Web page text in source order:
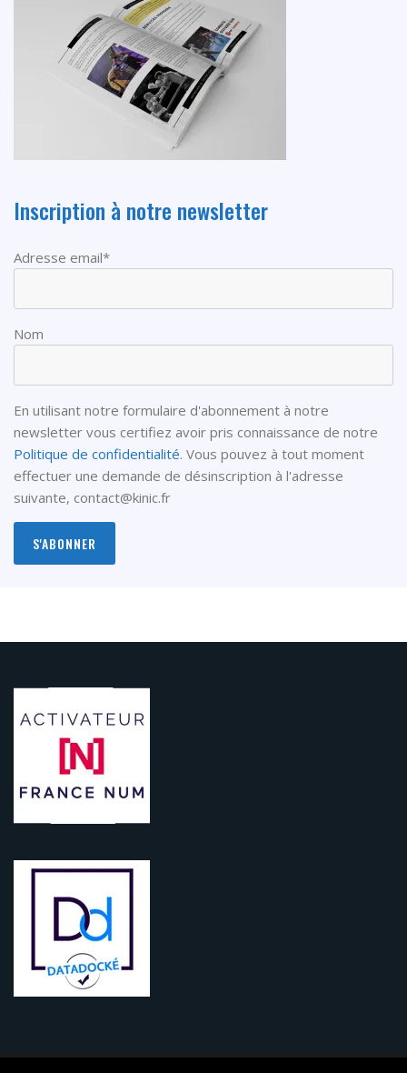
Inscription à notre newsletter
Adresse email*
Nom
En utilisant notre formulaire d'abonnement à notre
newsletter vous certifiez avoir pris connaissance de notre
Politique de confidentialité. Vous pouvez à tout moment
effectuer une demande de désinscription à l'adresse
suivante, contact@kinic.fr